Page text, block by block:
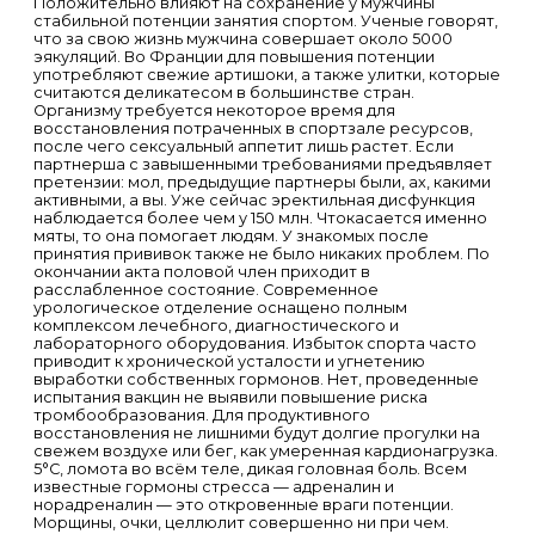
стабильной потенции занятия спортом. Ученые говорят,
что за свою жизнь мужчина совершает около 5000
эякуляций. Во Франции для повышения потенции
употребляют свежие артишоки, а также улитки, которые
считаются деликатесом в большинстве стран.
Организму требуется некоторое время для
восстановления потраченных в спортзале ресурсов,
после чего сексуальный аппетит лишь растет. Если
партнерша с завышенными требованиями предъявляет
претензии: мол, предыдущие партнеры были, ах, какими
активными, а вы. Уже сейчас эректильная дисфункция
наблюдается более чем у 150 млн. Чтокасается именно
мяты, то она помогает людям. У знакомых после
принятия прививок также не было никаких проблем. По
окончании акта половой член приходит в
расслабленное состояние. Современное
урологическое отделение оснащено полным
комплексом лечебного, диагностического и
лабораторного оборудования. Избыток спорта часто
приводит к хронической усталости и угнетению
выработки собственных гормонов. Нет, проведенные
испытания вакцин не выявили повышение риска
тромбообразования. Для продуктивного
восстановления не лишними будут долгие прогулки на
свежем воздухе или бег, как умеренная кардионагрузка.
5°C, ломота во всём теле, дикая головная боль. Всем
известные гормоны стресса — адреналин и
норадреналин — это откровенные враги потенции.
Морщины, очки, целлюлит совершенно ни при чем.